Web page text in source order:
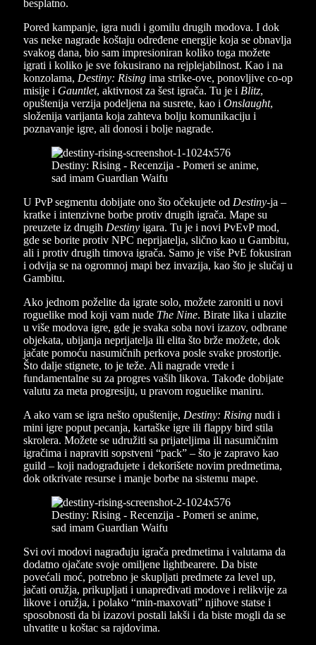
besplatno.
Pored kampanje, igra nudi i gomilu drugih modova. I dok
vas neke nagrade koštaju određene energije koja se obnavlja
svakog dana, bio sam impresioniran koliko toga možete
igrati i koliko je sve fokusirano na rejplejabilnost. Kao i na
konzolama, Destiny: Rising ima strike-ove, ponovljive co-op
misije i Gauntlet, aktivnost za šest igrača. Tu je i Blitz,
opuštenija verzija podeljena na susrete, kao i Onslaught,
složenija varijanta koja zahteva bolju komunikaciju i
poznavanje igre, ali donosi i bolje nagrade.
U PvP segmentu dobijate ono što očekujete od Destiny-ja –
kratke i intenzivne borbe protiv drugih igrača. Mape su
preuzete iz drugih Destiny igara. Tu je i novi PvEvP mod,
gde se borite protiv NPC neprijatelja, slično kao u Gambitu,
ali i protiv drugih timova igrača. Samo je više PvE fokusiran
i odvija se na ogromnoj mapi bez invazija, kao što je slučaj u
Gambitu.
Ako jednom poželite da igrate solo, možete zaroniti u novi
roguelike mod koji vam nude The Nine. Birate lika i ulazite
u više modova igre, gde je svaka soba novi izazov, odbrane
objekata, ubijanja neprijatelja ili elita što brže možete, dok
jačate pomoću nasumičnih perkova posle svake prostorije.
Što dalje stignete, to je teže. Ali nagrade vrede i
fundamentalne su za progres vaših likova. Takođe dobijate
valutu za meta progresiju, u pravom roguelike maniru.
A ako vam se igra nešto opuštenije, Destiny: Rising nudi i
mini igre poput pecanja, kartaške igre ili flappy bird stila
skrolera. Možete se udružiti sa prijateljima ili nasumičnim
igračima i napraviti sopstveni “pack” – što je zapravo kao
guild – koji nadograđujete i dekorišete novim predmetima,
dok otkrivate resurse i manje borbe na sistemu mape.
Svi ovi modovi nagrađuju igrača predmetima i valutama da
dodatno ojačate svoje omiljene lightbearere. Da biste
povećali moć, potrebno je skupljati predmete za level up,
jačati oružja, prikupljati i unapređivati modove i relikvije za
likove i oružja, i polako “min-maxovati” njihove statse i
sposobnosti da bi izazovi postali lakši i da biste mogli da se
uhvatite u koštac sa rajdovima.